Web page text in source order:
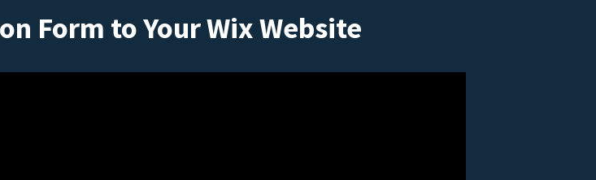
Form to Your Wix Website